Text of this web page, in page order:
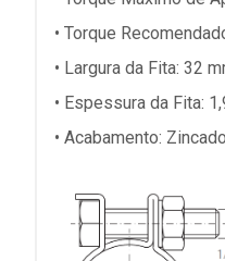
• Torque
• Largura da Fita: 32
• Espessura da Fita:
• Acabamento: Zincado